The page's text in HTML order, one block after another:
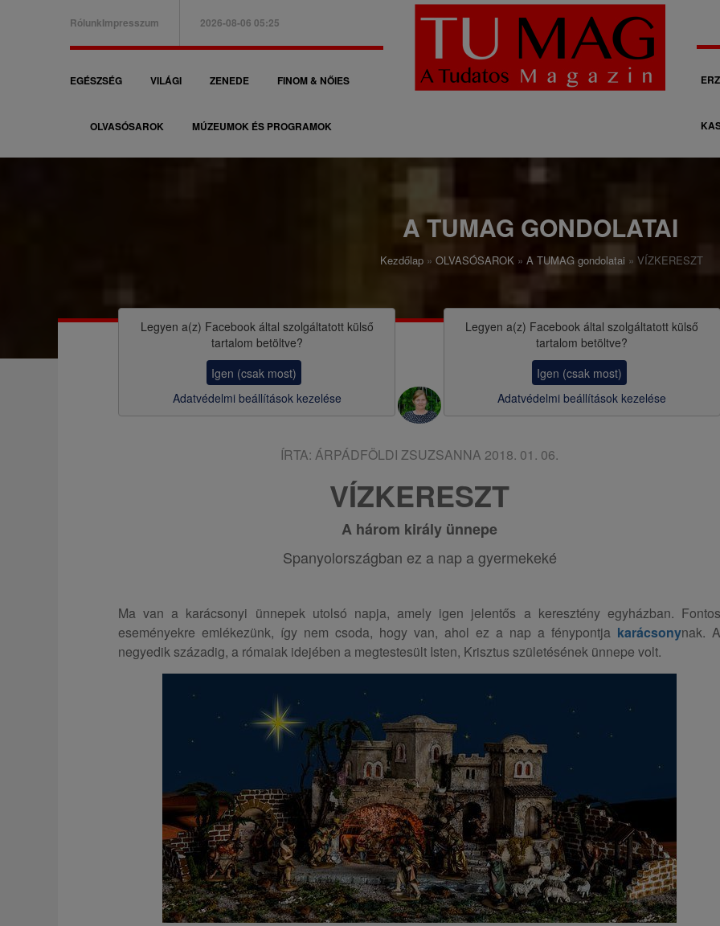
B
a
e
n
RólunkImpresszum 2026-08-06 05:25
F
a
i
EGÉSZSÉG VILÁGI ZENEDE FINOM & NŐIES
OLVASÓSAROK MÚZEUMOK ÉS PROGRAMOK
M
á
s
o
g
o
s
A TUMAG GONDOLATAI
z
Kezdőlap OLVASÓSAROK A TUMAG gondolatai VÍZKERESZT
Legyen a(z) Facebookáltal szolgáltatott külső
tartalom betöltve?
Igen (csak most)
Adatvédelmi beállítások kezelése
Legyen a(z) Facebook által szolgáltatott külső
tartalom betöltve?
Igen (csak most)
Adatvédelmi beállítások kezelése
ÍRTA: ÁRPÁDFÖLDI ZSUZSANNA 2018. 01. 06.
VÍZKERESZT
A három király ünnepe
Spanyolországban ez a nap a gyermekeké
Ma van a karácsonyi ünnepek utolsó napja, amely igen jelentős a keresztény egyházban. Fontos
eseményekre emlékezünk, így nem csoda, hogy van, ahol ez a nap a fénypontja karácsonynak. A
negyedik századig, a rómaiak idejében a megtestesült Isten, Krisztus születésének ünnepe volt.